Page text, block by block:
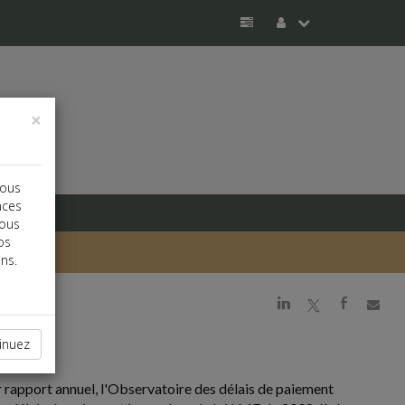
j a b
annuel, l'Observatoire des délais de paiement
×